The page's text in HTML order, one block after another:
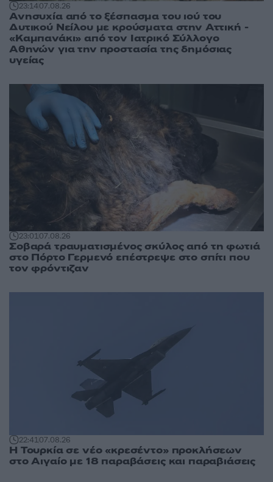
23:1407.08.26
Ανησυχία από το ξέσπασμα του ιού του
Δυτικού Νείλου με κρούσματα στην Αττική -
«Καμπανάκι» από τον Ιατρικό Σύλλογο
Αθηνών για την προστασία της δημόσιας
υγείας
23:0107.08.26
Σοβαρά τραυματισμένος σκύλος από τη φωτιά
στο Πόρτο Γερμενό επέστρεψε στο σπίτι που
τον φρόντιζαν
22:4107.08.26
Η Τουρκία σε νέο «κρεσέντο» προκλήσεων
στο Αιγαίο με 18 παραβάσεις και παραβιάσεις